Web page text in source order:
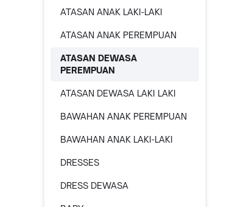
ATASAN ANAK LAKI-LAKI
ATASAN ANAK PEREMPUAN
ATASAN DEWASA
PEREMPUAN
ATASAN DEWASA LAKI LAKI
BAWAHAN ANAK PEREMPUAN
BAWAHAN ANAK LAKI-LAKI
DRESSES
DRESS DEWASA